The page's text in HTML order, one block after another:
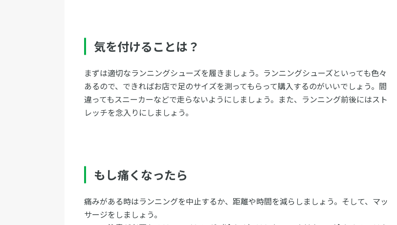
気を付けることは？
まずは適切なランニングシューズを履きましょう。ランニングシューズといっても色々
あるので、できればお店で足のサイズを測ってもらって購入するのがいいでしょう。間
違ってもスニーカーなどで走らないようにしましょう。また、ランニング前後にはスト
レッチを念入りにしましょう。
もし痛くなったら
痛みがある時はランニングを中止するか、距離や時間を減らしましょう。そして、マッ
サージをしましょう。